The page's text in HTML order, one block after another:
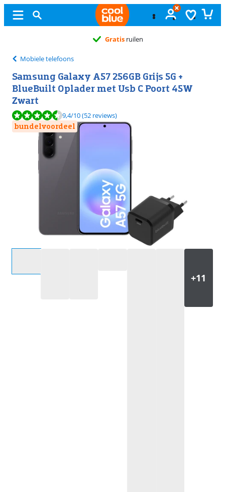
Gratisruilen
Mobiele telefoons
Samsung Galaxy A57 256GB Grijs 5G +
BlueBuilt Oplader met Usb C Poort 45W
Zwart
Beoordeling is 9,4 van de 10, gebaseerd op 52 reviews.
9,4/10(52 reviews)
bundelvoordeel